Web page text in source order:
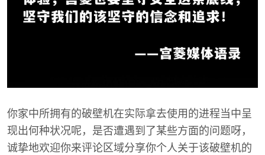
你家中所拥有的破壁机在实际拿去使用的进程当中呈
现出何种状况呢，是否遭遇到了某些方面的问题呀，
诚挚地欢迎你来评论区域分享你个人关于该破壁机的